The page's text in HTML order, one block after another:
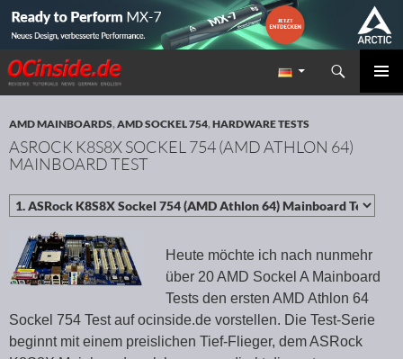
Redaktion ocinside.de PC Hardware Portal
Suchen
ZUM INHALT SPRINGEN
AMD MAINBOARDS,AMD SOCKEL 754,HARDWARE TESTS
ASROCK K8S8X SOCKEL 754 (AMD ATHLON 64)
MAINBOARD TEST
Heute möchte ich nach nunmehr
über 20 AMD Sockel A Mainboard
Tests den ersten AMD Athlon 64
Sockel 754 Test auf ocinside.de vorstellen. Die Test-Serie
beginnt mit einem preislichen Tief-Flieger, dem ASRock